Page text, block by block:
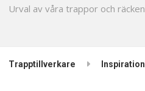
Urval av våra trappor och räcken
Trapptillverkare Inspiration